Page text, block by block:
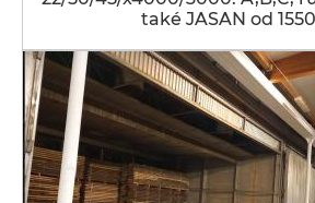
také JASAN od